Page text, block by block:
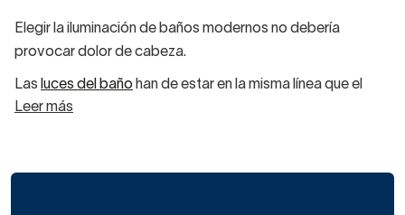
Elegir la iluminación de baños modernos no debería
provocar dolor de cabeza.
Las luces del baño han de estar en la misma línea que el
resto de decoración. Si te has decidido por
Leer más